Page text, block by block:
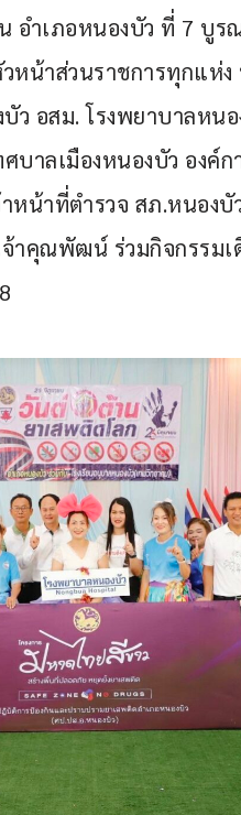
อำเภอหนองบัว ที่ 7 บูร
หน้าส่วนราชการทุกแห่
ว อสม. โรงพยาบาลหน
ศบาลเมืองหนองบัว อง
น้าที่ตำรวจ สภ.หนองบั
จ้าคุณพัฒน์ ร่วมกิจกรรม